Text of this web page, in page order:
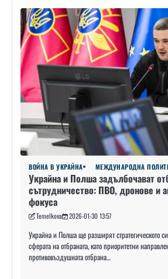
ВОЙНА В УКРАЙНА МЕЖДУНАРОДНА
Украйна и Полша задълбочават
сътрудничество: ПВО, дронове и
фокуса
Temelkova 2026-01-30 13:57
Украйна и Полша ще разширят стратегическото
сферата на отбраната, като приоритетни
противовъздушната отбрана…